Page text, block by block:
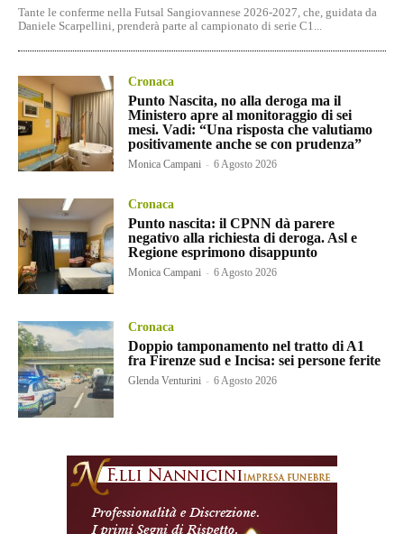
Tante le conferme nella Futsal Sangiovannese 2026-2027, che, guidata da
Daniele Scarpellini, prenderà parte al campionato di serie C1...
Cronaca
Punto Nascita, no alla deroga ma il
Ministero apre al monitoraggio di sei
mesi. Vadi: “Una risposta che valutiamo
positivamente anche se con prudenza”
Monica Campani - 6 Agosto 2026
Cronaca
Punto nascita: il CPNN dà parere
negativo alla richiesta di deroga. Asl e
Regione esprimono disappunto
Monica Campani - 6 Agosto 2026
Cronaca
Doppio tamponamento nel tratto di A1
fra Firenze sud e Incisa: sei persone ferite
Glenda Venturini - 6 Agosto 2026